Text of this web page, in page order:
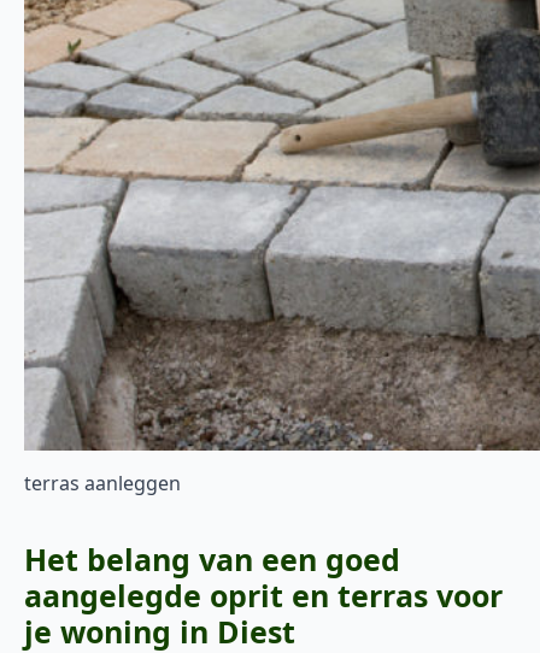
terras aanleggen
Het belang van een goed
aangelegde oprit en terras voor
je woning in Diest